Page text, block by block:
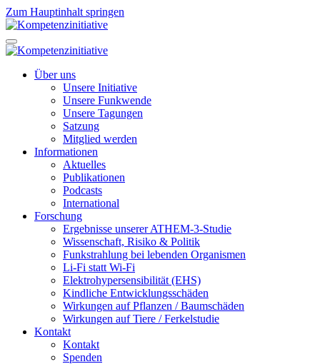
Zum Hauptinhalt springen
Über uns
Unsere Initiative
Unsere Funkwende
Unsere Tagungen
Satzung
Mitglied werden
Informationen
Aktuelles
Publikationen
Podcasts
International
Forschung
Ergebnisse unserer ATHEM-3-Studie
Wissenschaft, Risiko & Politik
Funkstrahlung bei lebenden Organismen
Li-Fi statt Wi-Fi
Elektrohypersensibilität (EHS)
Kindliche Entwicklungsschäden
Wirkungen auf Pflanzen / Baumschäden
Wirkungen auf Tiere / Ferkelstudie
Kontakt
Kontakt
Spenden